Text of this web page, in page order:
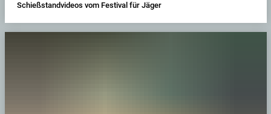
Schießstandvideos vom Festival für Jäger